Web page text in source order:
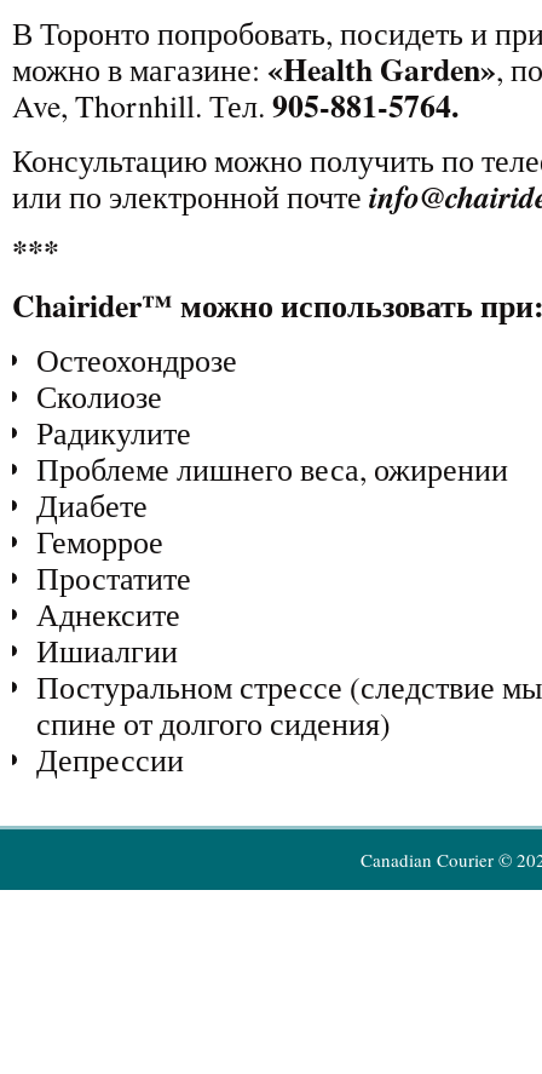
В Торонто попробовать, посидеть и
можно в магазине: «Health Garden»,
Ave, Thornhill. Тел. 905-881-5764.
Консультацию можно получить по
или по электронной почте
***
Chairider™можно использовать
Остеохондрозе
Сколиозе
Радикулите
Проблеме лишнего веса, ожирении
Диабете
Геморрое
Простатите
Аднексите
Ишиалгии
Постуральном стрессе (следствие
спине от долгого сидения)
Депрессии
Canadian Courier ©